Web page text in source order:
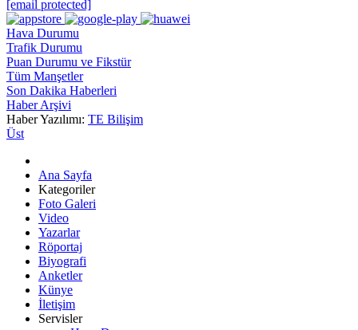
[email protected]
Hava Durumu
Trafik Durumu
Puan Durumu ve Fikstür
Tüm Manşetler
Son Dakika Haberleri
Haber Arşivi
Haber Yazılımı: TE Bilişim
Üst
Ana Sayfa
Kategoriler
Foto Galeri
Video
Yazarlar
Röportaj
Biyografi
Anketler
Künye
İletişim
Servisler